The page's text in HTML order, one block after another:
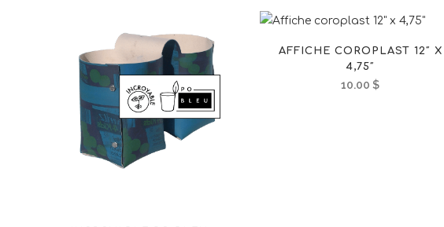
AFFICHE COROPLAST 12″ X
4,75″
10.00$